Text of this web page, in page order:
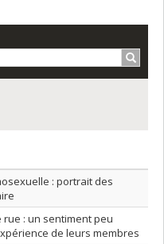
croissant
: portrait des
: un sentiment peu
de leurs membres